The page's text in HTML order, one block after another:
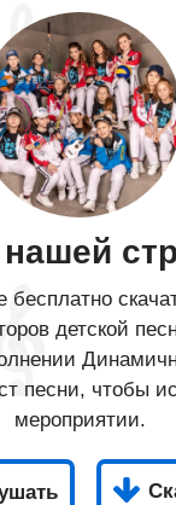
детской
песни, чтобы
мероприятии.